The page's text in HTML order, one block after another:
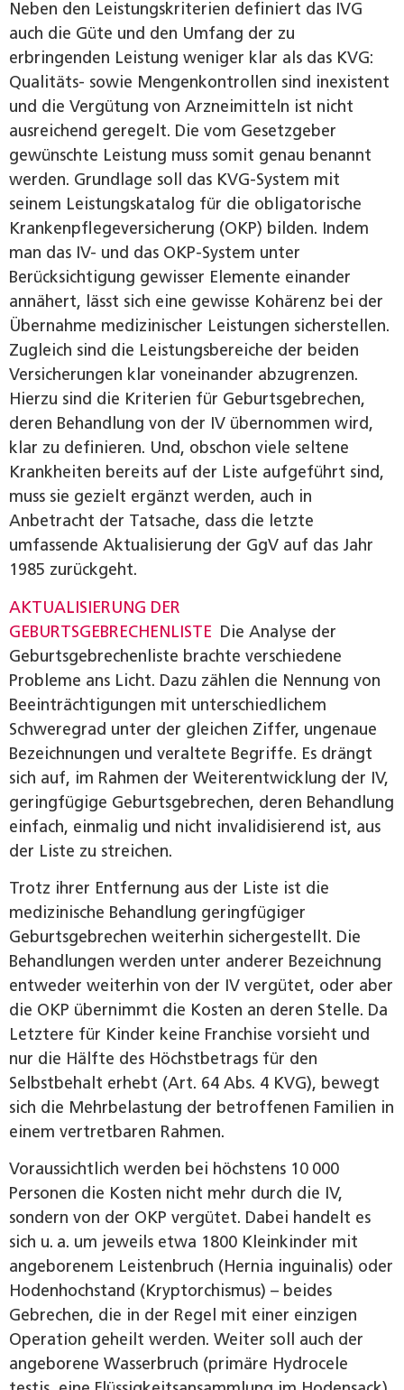
Neben den Leistungskriterien definiert das IVG
auch die Güte und den Umfang der zu
erbringenden Leistung weniger klar als das KVG:
Qualitäts- sowie Mengenkontrollen sind inexistent
und die Vergütung von Arzneimitteln ist nicht
ausreichend geregelt. Die vom Gesetzgeber
gewünschte Leistung muss somit genau benannt
werden. Grundlage soll das KVG-System mit
seinem Leistungskatalog für die obligatorische
Krankenpflegeversicherung (OKP) bilden. Indem
man das IV- und das OKP-System unter
Berücksichtigung gewisser Elemente einander
annähert, lässt sich eine gewisse Kohärenz bei der
Übernahme medizinischer Leistungen sicherstellen.
Zugleich sind die Leistungsbereiche der beiden
Versicherungen klar voneinander abzugrenzen.
Hierzu sind die Kriterien für Geburtsgebrechen,
deren Behandlung von der IV übernommen wird,
klar zu definieren. Und, obschon viele seltene
Krankheiten bereits auf der Liste aufgeführt sind,
muss sie gezielt ergänzt werden, auch in
Anbetracht der Tatsache, dass die letzte
umfassende Aktualisierung der GgV auf das Jahr
1985 zurückgeht.
AKTUALISIERUNG DER
GEBURTSGEBRECHENLISTE Die Analyse der
Geburtsgebrechenliste brachte verschiedene
Probleme ans Licht. Dazu zählen die Nennung von
Beeinträchtigungen mit unterschiedlichem
Schweregrad unter der gleichen Ziffer, ungenaue
Bezeichnungen und veraltete Begriffe. Es drängt
sich auf, im Rahmen der Weiterentwicklung der IV,
geringfügige Geburtsgebrechen, deren Behandlung
einfach, einmalig und nicht invalidisierend ist, aus
der Liste zu streichen.
Trotz ihrer Entfernung aus der Liste ist die
medizinische Behandlung geringfügiger
Geburtsgebrechen weiterhin sichergestellt. Die
Behandlungen werden unter anderer Bezeichnung
entweder weiterhin von der IV vergütet, oder aber
die OKP übernimmt die Kosten an deren Stelle. Da
Letztere für Kinder keine Franchise vorsieht und
nur die Hälfte des Höchstbetrags für den
Selbstbehalt erhebt (Art. 64 Abs. 4 KVG), bewegt
sich die Mehrbelastung der betroffenen Familien in
einem vertretbaren Rahmen.
Voraussichtlich werden bei höchstens 10 000
Personen die Kosten nicht mehr durch die IV,
sondern von der OKP vergütet. Dabei handelt es
sich u. a. um jeweils etwa 1800 Kleinkinder mit
angeborenem Leistenbruch (Hernia inguinalis) oder
Hodenhochstand (Kryptorchismus) – beides
Gebrechen, die in der Regel mit einer einzigen
Operation geheilt werden. Weiter soll auch der
angeborene Wasserbruch (primäre Hydrocele